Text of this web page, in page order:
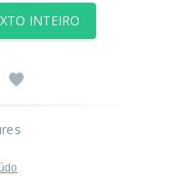
INTEIRO